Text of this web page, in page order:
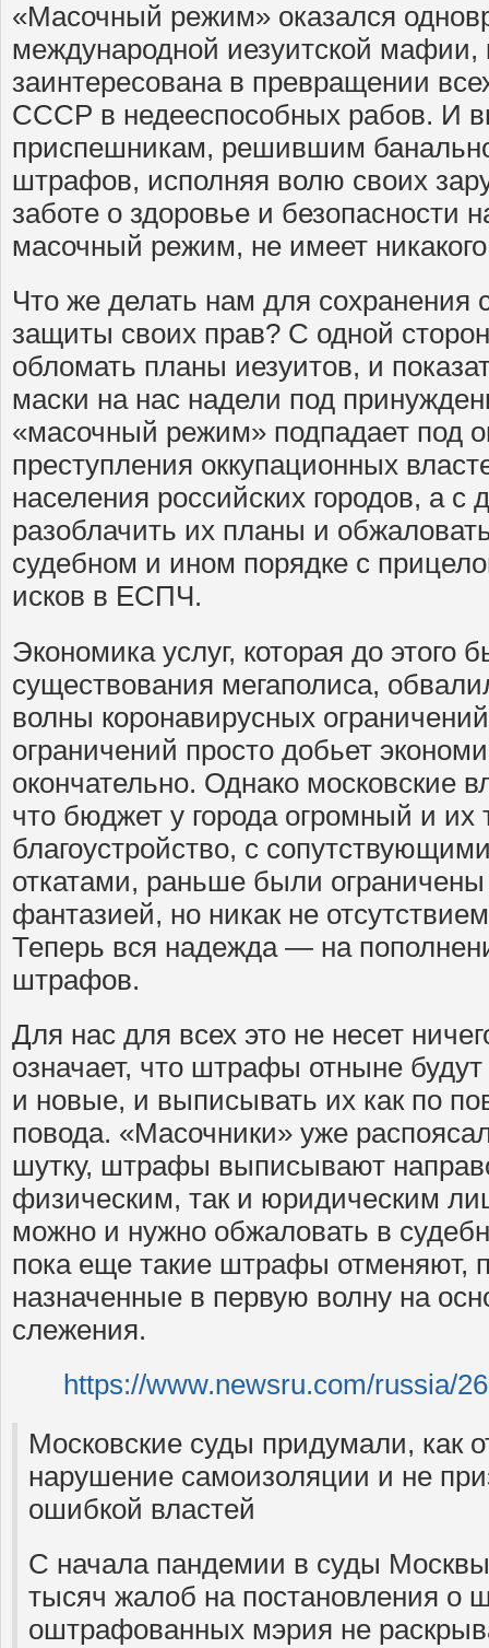
«Масочный режим» оказался
международной иезуитской мафии,
заинтересована в превращении
СССР в недееспособных рабов. И
приспешникам, решившим
штрафов, исполняя волю своих
заботе о здоровье и безопасности
масочный режим, не имеет
Что же делать нам для сохранения
защиты своих прав? С одной
обломать планы иезуитов, и
маски на нас надели под
«масочный режим» подпадает под
преступления оккупационных
населения российских городов, а с
разоблачить их планы и
судебном и ином порядке с
исков в ЕСПЧ.
Экономика услуг, которая до этого
существования мегаполиса,
волны коронавирусных
ограничений просто добьет
окончательно. Однако московские
что бюджет у города огромный и их
благоустройство, с
откатами, раньше были ограничены
фантазией, но никак не
Теперь вся надежда — на
штрафов.
Для нас для всех это не несет
означает, что штрафы отныне
и новые, и выписывать их как по
повода. «Масочники» уже
шутку, штрафы выписывают
физическим, так и юридическим
можно и нужно обжаловать в
пока еще такие штрафы отменяют,
назначенные в первую волну на
слежения.
https://www.newsru.com/russia/
Московские суды придумали, как
нарушение самоизоляции и не
ошибкой властей
С начала пандемии в суды
тысяч жалоб на постановления
оштрафованных мэрия не